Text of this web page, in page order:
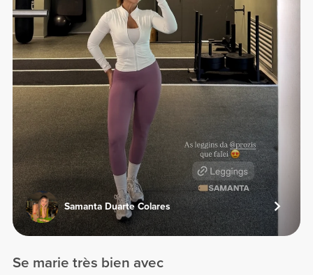
Samanta Duarte Colares
Se marie très bien avec